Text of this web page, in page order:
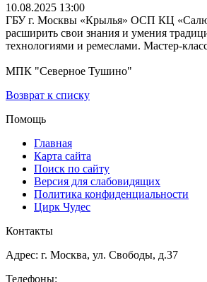
10.08.2025 13:00
ГБУ г. Москвы «Крылья» ОСП КЦ
расширить свои знания и умения
технологиями и ремеслами. Мастер-
МПК "Северное Тушино"
Возврат к списку
Помощь
Главная
Карта сайта
Поиск по сайту
Версия для слабовидящих
Политика конфиденциальности
Цирк Чудес
Контакты
Адрес: г. Москва, ул. Свободы, д.37
Телефоны: